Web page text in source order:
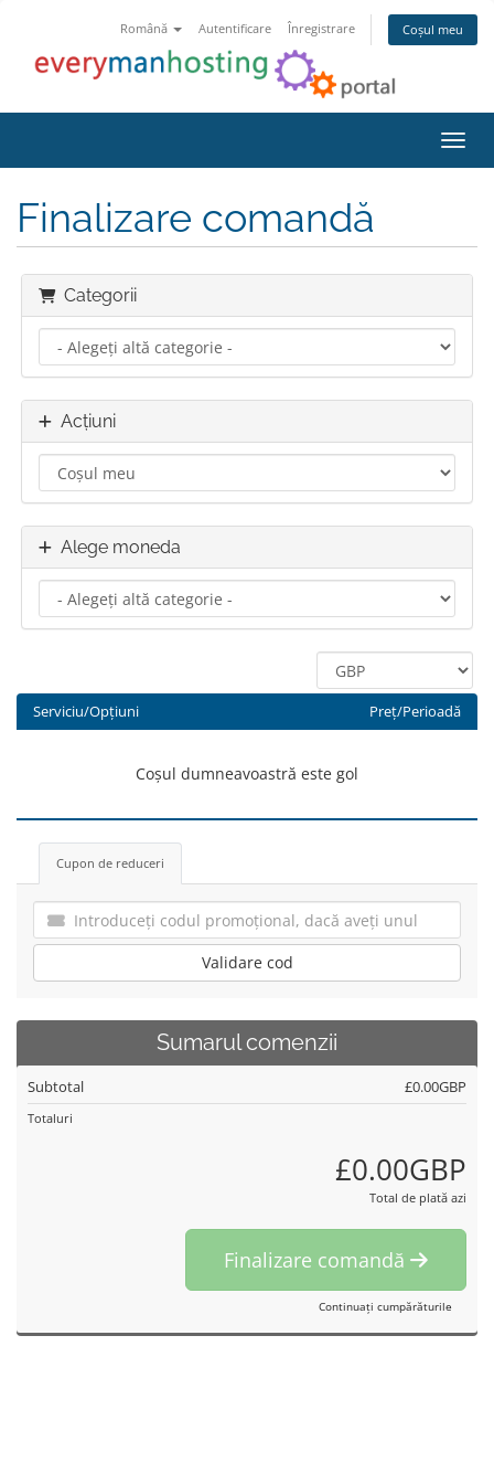
Română Autentificare Înregistrare Coșul meu
Finalizare comandă
Categorii
Acțiuni
Alege moneda
Serviciu/Opțiuni Preț/Perioadă
Coșul dumneavoastră este gol
Cupon de reduceri
Validare cod
Sumarul comenzii
Subtotal £0.00GBP
Totaluri
£0.00GBP
Total de plată azi
Finalizare comandă
Continuați cumpărăturile